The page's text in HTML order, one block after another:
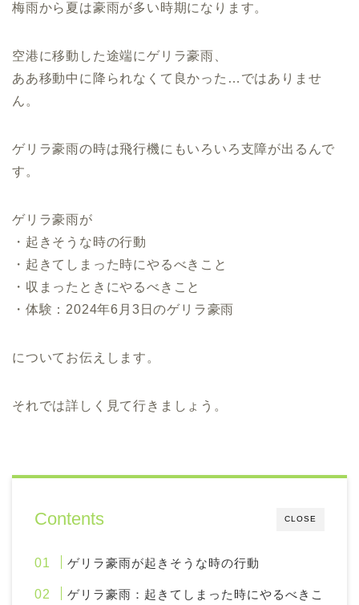
梅雨から夏は豪雨が多い時期になります。
空港に移動した途端にゲリラ豪雨、
ああ移動中に降られなくて良かった…ではありませ
ん。
ゲリラ豪雨の時は飛行機にもいろいろ支障が出るんで
す。
ゲリラ豪雨が
・起きそうな時の行動
・起きてしまった時にやるべきこと
・収まったときにやるべきこと
・体験：2024年6月3日のゲリラ豪雨
についてお伝えします。
それでは詳しく見て行きましょう。
CLOSE
Contents
ゲリラ豪雨が起きそうな時の行動
ゲリラ豪雨：起きてしまった時にやるべきこ